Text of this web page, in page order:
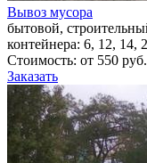
Вывоз мусора
бытовой,
контейнера: 6, 12, 14,
Стоимость: от 550
Заказать